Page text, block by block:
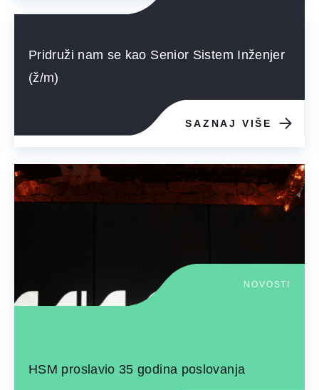
Pridruži nam se kao Senior Sistem Inženjer
(ž/m)
SAZNAJ VIŠE
NOVOSTI
HSM proslavio 35 godina poslovanja